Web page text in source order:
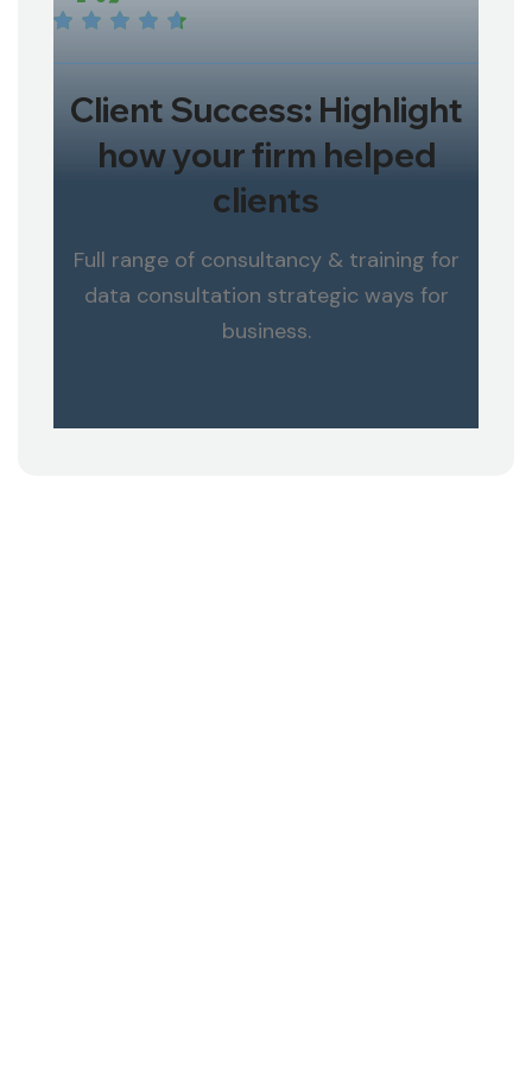
Client Success: Highlight
how your firm helped
clients
Full range of consultancy & training for
data consultation strategic ways for
business.